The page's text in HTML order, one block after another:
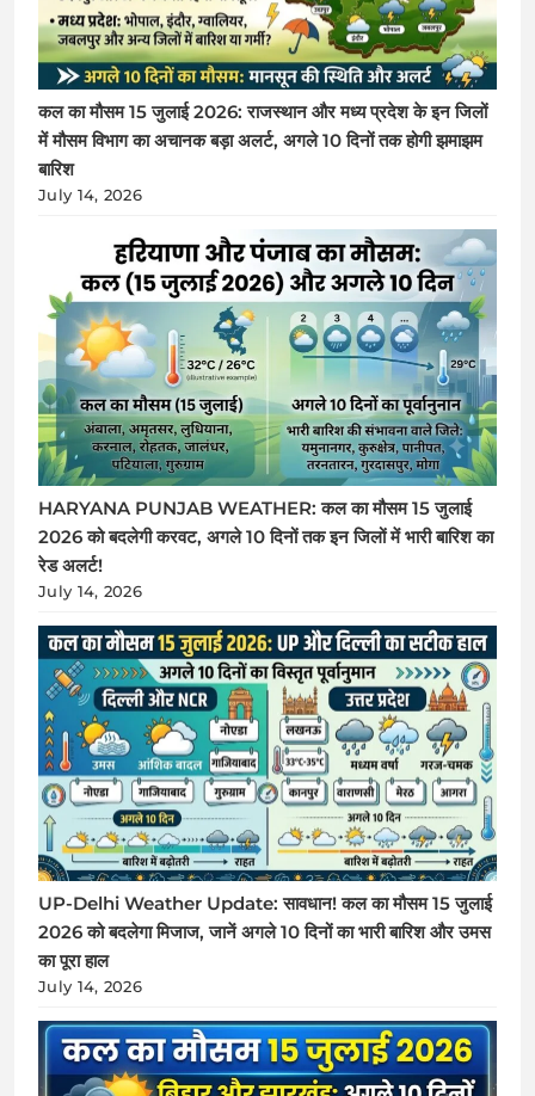
कल का मौसम 15 जुलाई 2026: राजस्थान और मध्य प्रदेश के इन जिलों
में मौसम विभाग का अचानक बड़ा अलर्ट, अगले 10 दिनों तक होगी झमाझम
बारिश
July 14, 2026
HARYANA PUNJAB WEATHER: कल का मौसम 15 जुलाई
2026 को बदलेगी करवट, अगले 10 दिनों तक इन जिलों में भारी बारिश का
रेड अलर्ट!
July 14, 2026
UP-Delhi Weather Update: सावधान! कल का मौसम 15 जुलाई
2026 को बदलेगा मिजाज, जानें अगले 10 दिनों का भारी बारिश और उमस
का पूरा हाल
July 14, 2026